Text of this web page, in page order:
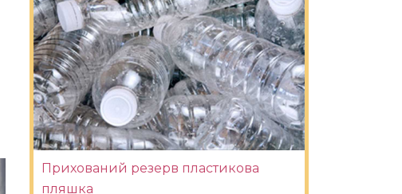
Прихований резерв пластикова
пляшка